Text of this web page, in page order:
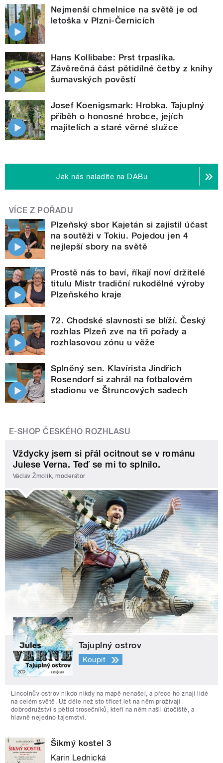
Nejmenší chmelnice na světě je od
letoška v Plzni-Černicích
Hans Kollibabe: Prst trpaslíka.
Závěrečná část pětidílné četby z knihy
šumavských pověstí
Josef Koenigsmark: Hrobka. Tajuplný
příběh o honosné hrobce, jejích
majitelích a staré věrné služce
Jak nás naladíte na DABu
VÍCE Z POŘADU
Plzeňský sbor Kajetán si zajistil účast
na soutěži v Tokiu. Pojedou jen 4
nejlepší sbory na světě
Prostě nás to baví, říkají noví držitelé
titulu Mistr tradiční rukodělné výroby
Plzeňského kraje
72. Chodské slavnosti se blíží. Český
rozhlas Plzeň zve na tři pořady a
rozhlasovou zónu u věže
Splněný sen. Klavírista Jindřich
Rosendorf si zahrál na fotbalovém
stadionu ve Štruncových sadech
E-SHOP ČESKÉHO ROZHLASU
Vždycky jsem si přál ocitnout se v románu
Julese Verna. Teď se mi to splnilo.
Václav Žmolík, moderátor
Tajuplný ostrov
Koupit
Lincolnův ostrov nikdo nikdy na mapě nenašel, a přece ho znají lidé
na celém světě. Už déle než sto třicet let na něm prožívají
dobrodružství s pěticí trosečníků, kteří na něm našli útočiště, a
hlavně nejedno tajemství.
Šikmý kostel 3
Karin Lednická